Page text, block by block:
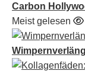
Carbon
Meist gelesen